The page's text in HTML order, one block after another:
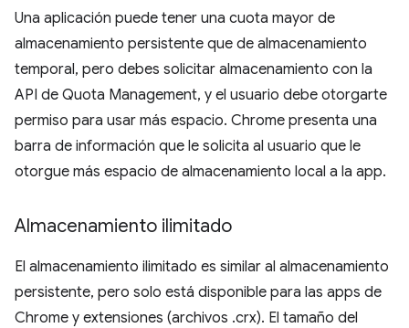
Una aplicación puede tener una cuota mayor de
almacenamiento persistente que de almacenamiento
temporal, pero debes solicitar almacenamiento con la
API de Quota Management, y el usuario debe otorgarte
permiso para usar más espacio. Chrome presenta una
barra de información que le solicita al usuario que le
otorgue más espacio de almacenamiento local a la app.
Almacenamiento ilimitado
El almacenamiento ilimitado es similar al almacenamiento
persistente, pero solo está disponible para las apps de
Chrome y extensiones (archivos .crx). El tamaño del